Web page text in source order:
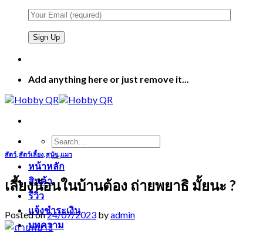
Add anything here or just remove it...
Search
for:
หน้าหลัก
สินค้า
รีวิว
แจ้งชำระเงิน
บทความ
สัตว์ สัตว์เลี้ยง สุนัข,แมว
เลี้ยงน้อนในบ้านต้อง ถ่ายพยาธิ มั้ยนะ ?
Posted on24/07/2023 byadmin